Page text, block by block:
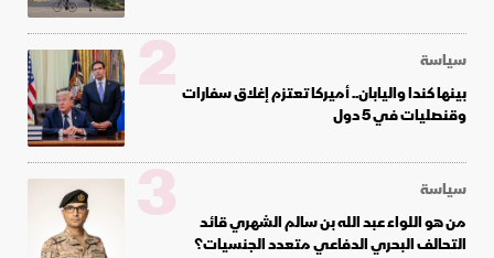
سياسة
بينها كندا واليابان.. أميركا تعتزم إغلاق سفارات
وقنصليات في 5 دول
2
سياسة
من هو اللواء عبد الله بن سالم الشهري قائد
التحالف البحري الدفاعي متعدد الجنسيات؟
3